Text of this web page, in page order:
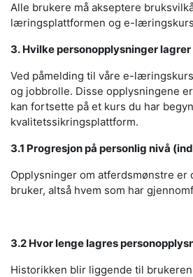
Alle brukere må akseptere
læringsplattformen og e-
3. Hvilke personopplysninger lagrer
Ved påmelding til våre e-
og jobbrolle. Disse opplysningene
kan fortsette på et kurs du har
kvalitetssikringsplattform.
3.1 Progresjon på personlig nivå
Opplysninger om atferdsmønstre
bruker, altså hvem som har
3.2 Hvor lenge lagres
Historikken blir liggende til